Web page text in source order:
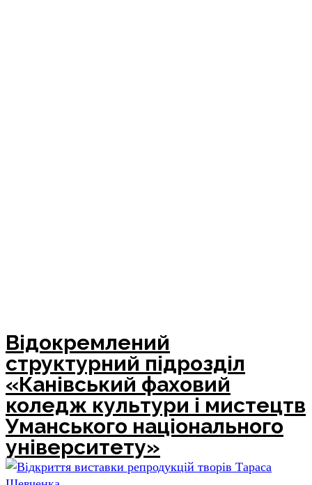
Відокремлений
структурний підрозділ
«Канівський фаховий
коледж культури і мистецтв
Уманського національного
університету»